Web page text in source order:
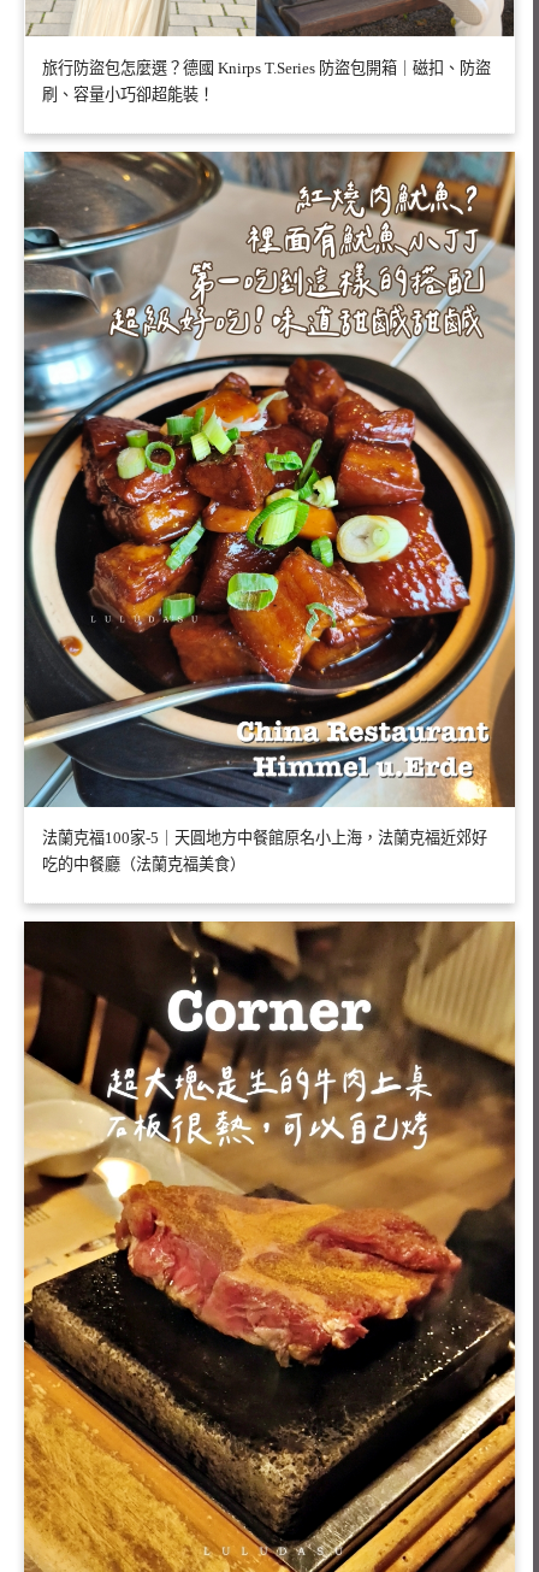
旅行防盜包怎麼選？德國 Knirps T.Series 防盜包開箱｜磁扣、防盜
刷、容量小巧卻超能裝！
法蘭克福100家-5｜天圓地方中餐館原名小上海，法蘭克福近郊好
吃的中餐廳（法蘭克福美食）